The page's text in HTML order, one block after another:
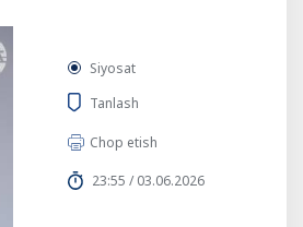
Siyosat
Tanlash
Chop etish
23:55 / 03.06.2026